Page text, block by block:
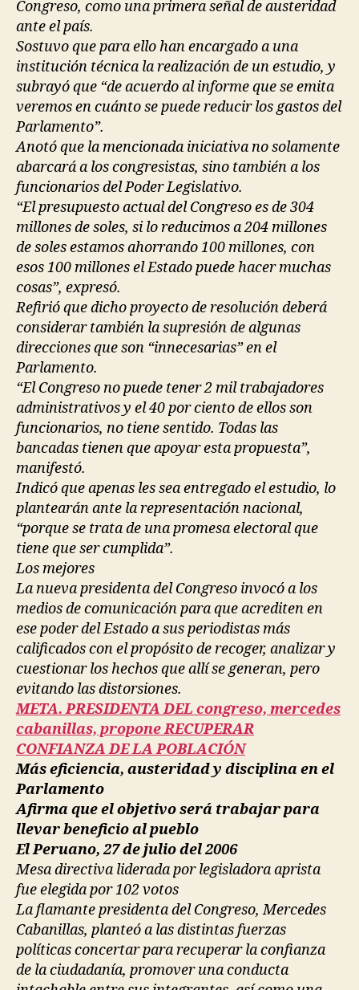
Congreso, como una primera señal de austeridad
ante el país.
Sostuvo que para ello han encargado a una
institución técnica la realización de un estudio, y
subrayó que “de acuerdo al informe que se emita
veremos en cuánto se puede reducir los gastos del
Parlamento”.
Anotó que la mencionada iniciativa no solamente
abarcará a los congresistas, sino también a los
funcionarios del Poder Legislativo.
“El presupuesto actual del Congreso es de 304
millones de soles, si lo reducimos a 204 millones
de soles estamos ahorrando 100 millones, con
esos 100 millones el Estado puede hacer muchas
cosas”, expresó.
Refirió que dicho proyecto de resolución deberá
considerar también la supresión de algunas
direcciones que son “innecesarias” en el
Parlamento.
“El Congreso no puede tener 2 mil trabajadores
administrativos y el 40 por ciento de ellos son
funcionarios, no tiene sentido. Todas las
bancadas tienen que apoyar esta propuesta”,
manifestó.
Indicó que apenas les sea entregado el estudio, lo
plantearán ante la representación nacional,
“porque se trata de una promesa electoral que
tiene que ser cumplida”.
Los mejores
La nueva presidenta del Congreso invocó a los
medios de comunicación para que acrediten en
ese poder del Estado a sus periodistas más
calificados con el propósito de recoger, analizar y
cuestionar los hechos que allí se generan, pero
evitando las distorsiones.
META. PRESIDENTA DEL congreso, mercedes
cabanillas, propone RECUPERAR
CONFIANZA DE LA POBLACIÓN
Más eficiencia, austeridad y disciplina en el
Parlamento
Afirma que el objetivo será trabajar para
llevar beneficio al pueblo
El Peruano, 27 de julio del 2006
Mesa directiva liderada por legisladora aprista
fue elegida por 102 votos
La flamante presidenta del Congreso, Mercedes
Cabanillas, planteó a las distintas fuerzas
políticas concertar para recuperar la confianza
de la ciudadanía, promover una conducta